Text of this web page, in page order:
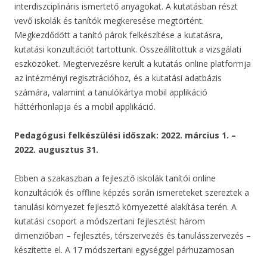
interdiszciplináris ismertető anyagokat. A kutatásban részt
vevő iskolák és tanítók megkeresése megtörtént.
Megkezdődött a tanító párok felkészítése a kutatásra,
kutatási konzultációt tartottunk. Összeállítottuk a vizsgálati
eszközöket. Megtervezésre került a kutatás online platformja
az intézményi regisztrációhoz, és a kutatási adatbázis
számára, valamint a tanulókártya mobil applikáció
háttérhonlapja és a mobil applikáció.
Pedagógusi felkészülési időszak: 2022. március 1. –
2022. augusztus 31.
Ebben a szakaszban a fejlesztő iskolák tanítói online
konzultációk és offline képzés során ismereteket szereztek a
tanulási környezet fejlesztő környezetté alakítása terén. A
kutatási csoport a módszertani fejlesztést három
dimenzióban – fejlesztés, térszervezés és tanulásszervezés –
készítette el. A 17 módszertani egységgel párhuzamosan